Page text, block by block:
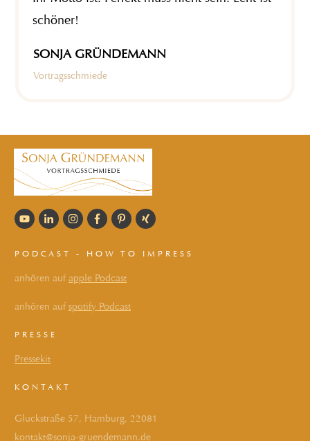
schöner!
SONJA GRÜNDEMANN
Vortragsschmiede
PODCAST - HOW TO IMPRESS
anhören auf apple Podcast
anhören auf spotify Podcast
PRESSE
Pressekit
KONTAKT
Gluckstraße 57, Hamburg, 22081
kontakt@sonja-gruendemann.de